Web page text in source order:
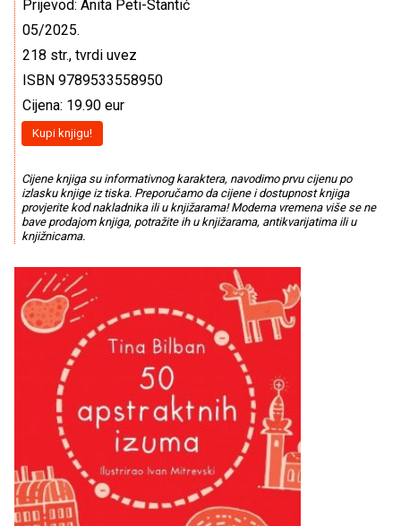
Prijevod: Anita Peti-Stantić
05/2025.
218 str., tvrdi uvez
ISBN 9789533558950
Cijena: 19.90 eur
Kupi knjigu!
Cijene knjiga su informativnog karaktera, navodimo prvu cijenu po
izlasku knjige iz tiska. Preporučamo da cijene i dostupnost knjiga
provjerite kod nakladnika ili u knjižarama! Moderna vremena više se ne
bave prodajom knjiga, potražite ih u knjižarama, antikvarijatima ili u
knjižnicama.